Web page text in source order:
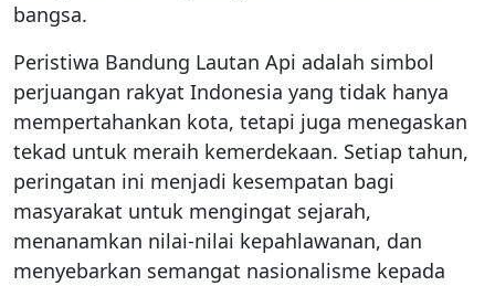
bangsa.
Peristiwa Bandung Lautan Api adalah simbol
perjuangan rakyat Indonesia yang tidak hanya
mempertahankan kota, tetapi juga menegaskan
tekad untuk meraih kemerdekaan. Setiap tahun,
peringatan ini menjadi kesempatan bagi
masyarakat untuk mengingat sejarah,
menanamkan nilai-nilai kepahlawanan, dan
menyebarkan semangat nasionalisme kepada